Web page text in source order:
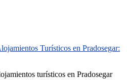
Turísticos en Pradosegar:
turísticos en Pradosegar